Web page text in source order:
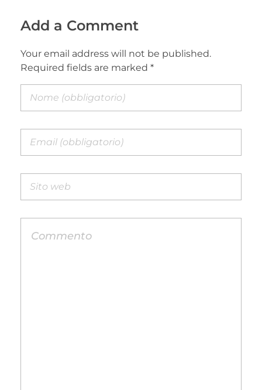
Add a Comment
Your email address will not be published.
Required fields are marked *